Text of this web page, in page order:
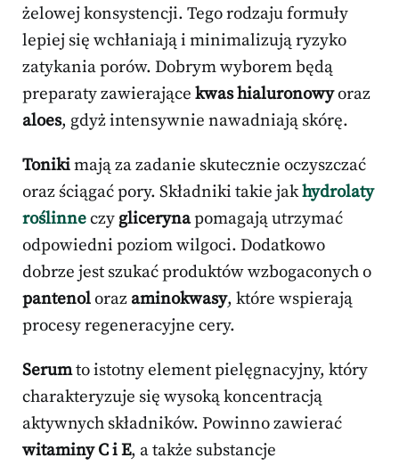
żelowej konsystencji. Tego rodzaju formuły
lepiej się wchłaniają i minimalizują ryzyko
zatykania porów. Dobrym wyborem będą
preparaty zawierające kwas hialuronowyoraz
aloes, gdyż intensywnie nawadniają skórę.
Tonikimają za zadanie skutecznie oczyszczać
oraz ściągać pory. Składniki takie jakhydrolaty
roślinneczy glicerynapomagają utrzymać
odpowiedni poziom wilgoci. Dodatkowo
dobrze jest szukać produktów wzbogaconych o
pantenolorazaminokwasy, które wspierają
procesy regeneracyjne cery.
Serumto istotny element pielęgnacyjny, który
charakteryzuje się wysoką koncentracją
aktywnych składników. Powinno zawierać
witaminy C i E, a także substancje